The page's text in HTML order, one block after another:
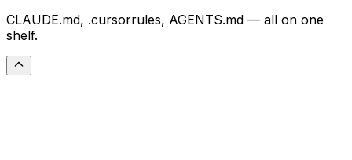
CLAUDE.md, .cursorrules, AGENTS.md — all on one
shelf.